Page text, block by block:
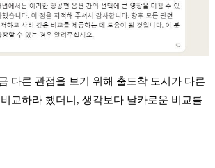
다른 관점을 보기 위해 출도착 도시가 다른
교하라 했더니, 생각보다 날카로운 비교를